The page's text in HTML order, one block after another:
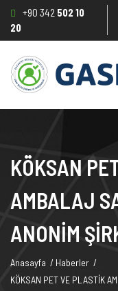
+90 342 502 10
20
KÖKSAN
AMBALAJ
ANONİM
Anasayfa / Haberler /
KÖKSAN PET VE PLASTİK